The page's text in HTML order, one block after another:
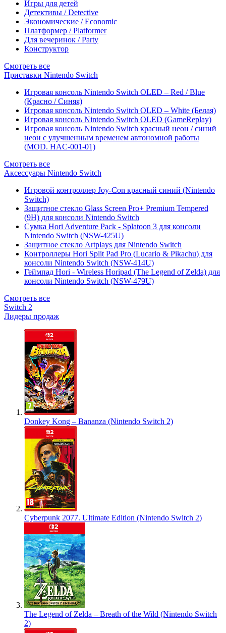
Игры для детей
Детективы / Detective
Экономические / Economic
Платформер / Platformer
Для вечеринок / Party
Конструктор
Смотреть все
Приставки Nintendo Switch
Игровая консоль Nintendo Switch OLED – Red / Blue
(Красно / Синяя)
Игровая консоль Nintendo Switch OLED – White (Белая)
Игровая консоль Nintendo Switch OLED (GameReplay)
Игровая консоль Nintendo Switch красный неон / синий
неон с улучшенным временем автономной работы
(MOD. HAC-001-01)
Смотреть все
Аксессуары Nintendo Switch
Игровой контроллер Joy-Con красный синий (Nintendo
Switch)
Защитное стекло Glass Screen Pro+ Premium Tempered
(9H) для консоли Nintendo Switch
Сумка Hori Adventure Pack - Splatoon 3 для консоли
Nintendo Switch (NSW-425U)
Защитное стекло Artplays для Nintendo Switch
Контроллеры Hori Split Pad Pro (Lucario & Pikachu) для
консоли Nintendo Switch (NSW-414U)
Геймпад Hori - Wireless Horipad (The Legend of Zelda) для
консоли Nintendo Switch (NSW-479U)
Смотреть все
Switch 2
Лидеры продаж
Donkey Kong – Bananza (Nintendo Switch 2)
Cyberpunk 2077. Ultimate Edition (Nintendo Switch 2)
The Legend of Zelda – Breath of the Wild (Nintendo Switch
2)